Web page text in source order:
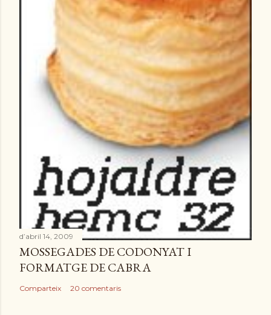
d’abril 14, 2009
MOSSEGADES DE CODONYAT I
FORMATGE DE CABRA
Comparteix 20 comentaris